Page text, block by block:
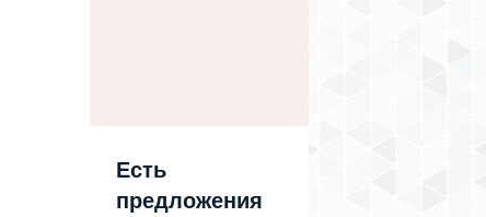
Есть
предложения